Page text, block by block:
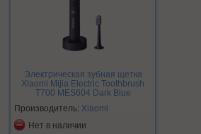
Электрическая зубная щетка
Xiaomi Mijia Electric Toothbrush
T700 MES604 Dark Blue
Производитель: Xiaomi
Нет в наличии